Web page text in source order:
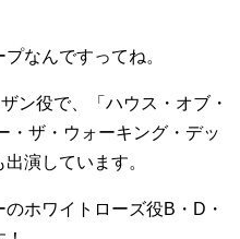
なんですってね。
ン役で、「ハウス・オブ・
・ザ・ウォーキング・デッ
演しています。
ホワイトローズ役B・D・